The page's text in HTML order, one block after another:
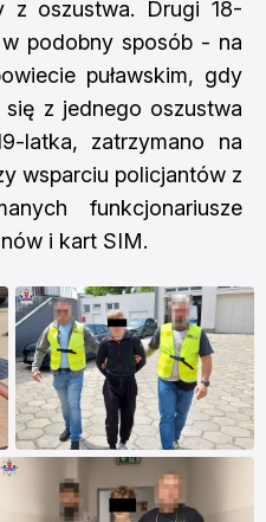
z oszustwa. Drugi 18-
podobny sposób - na
puławskim, gdy
się z jednego oszustwa
latka, zatrzymano na
wsparciu policjantów z
funkcjonariusze
i kart SIM.